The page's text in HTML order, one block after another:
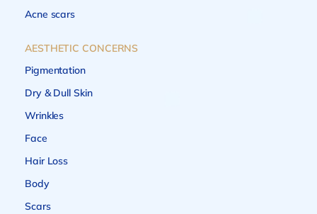
Acne scars
AESTHETIC CONCERNS
Pigmentation
Dry & Dull Skin
Wrinkles
Face
Hair Loss
Body
Scars